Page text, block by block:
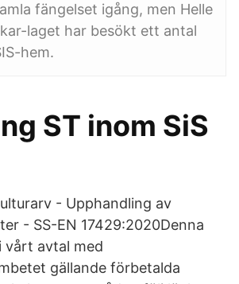
fängelset igång, men Helle
laget har besökt ett antal
hem.
ST inom SiS
- Upphandling av
- SS-EN 17429:2020Denna
vårt avtal med
gällande förbetalda